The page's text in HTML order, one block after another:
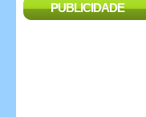
PUBLICIDADE